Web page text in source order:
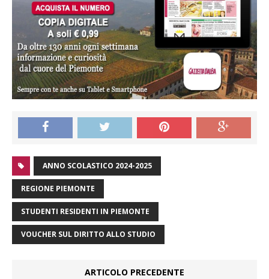
ANNO SCOLASTICO 2024-2025
REGIONE PIEMONTE
STUDENTI RESIDENTI IN PIEMONTE
VOUCHER SUL DIRITTO ALLO STUDIO
ARTICOLO PRECEDENTE